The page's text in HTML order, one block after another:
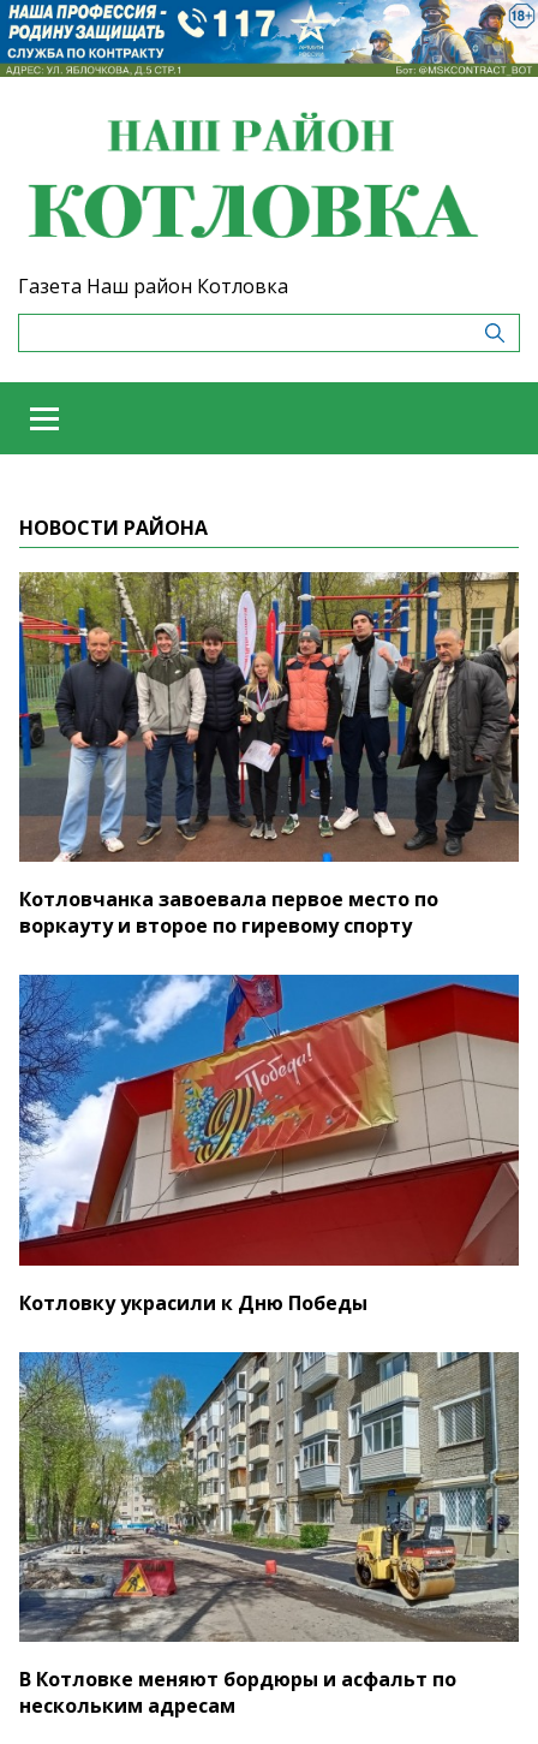
Газета Наш район Котловка
НОВОСТИ РАЙОНА
Котловчанка завоевала первое место по
воркауту и второе по гиревому спорту
Котловку украсили к Дню Победы
В Котловке меняют бордюры и асфальт по
нескольким адресам